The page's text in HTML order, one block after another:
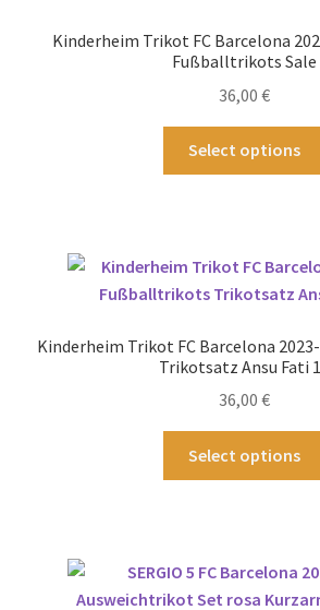
Kinderheim Trikot FC Barcelona
Fußballtrikots Sale
36,00 €
Select options
Kinderheim Trikot FC Barcelona
Trikotsatz Ansu Fati
36,00 €
Select options